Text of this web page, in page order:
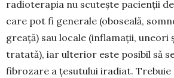
radioterapia nu scutește pacienții
care pot fi generale (oboseală,
grea­ță) sau locale (inflamații, uneori
tratată), iar ulterior este posibil să
fibrozare a țesutului iradiat. Trebuie